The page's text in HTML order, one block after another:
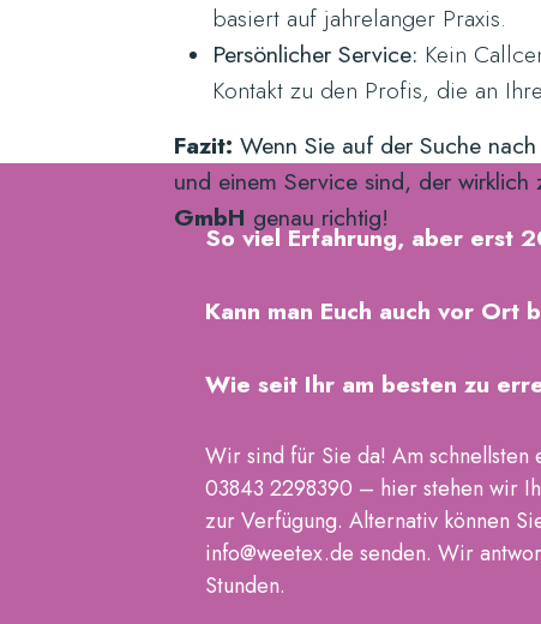
basiert auf jahrelanger Praxis.
Persönlicher Service: Kein
Kontakt zu den Profis, die an
Fazit: Wenn Sie auf der Suche
und einem Service sind, der
GmbH genau richtig!
So viel Erfahrung, aber erst
Kann man Euch auch vor Ort
Wie seit Ihr am besten zu
Wir sind für Sie da! Am
03843 2298390 – hier stehen wir
zur Verfügung. Alternativ können
info@weetex.de senden. Wir
Stunden.